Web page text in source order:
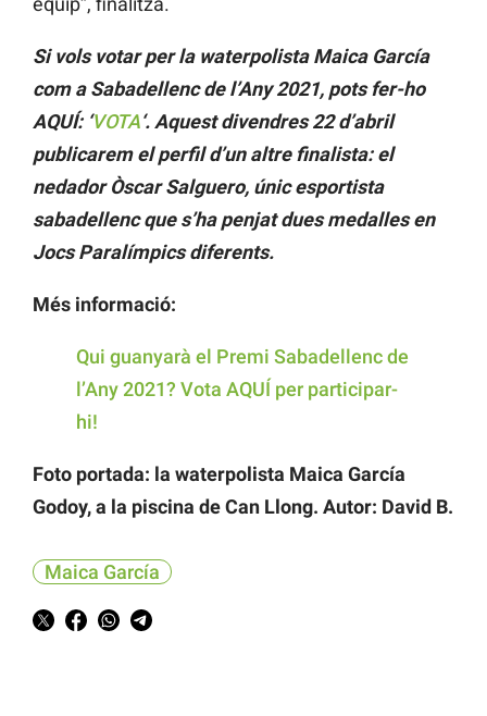
Si vols votar per la waterpolista Maica García
com a Sabadellenc de l’Any 2021, pots fer-ho
AQUÍ: ‘VOTA‘. Aquest divendres 22 d’abril
publicarem el perfil d’un altre finalista: el
nedador Òscar Salguero, únic esportista
sabadellenc que s’ha penjat dues medalles en
Jocs Paralímpics diferents.
Més informació:
Qui guanyarà el Premi Sabadellenc de
l’Any 2021? Vota AQUÍ per participar-
hi!
Foto portada: la waterpolista Maica García
Godoy, a la piscina de Can Llong. Autor: David B.
Maica García